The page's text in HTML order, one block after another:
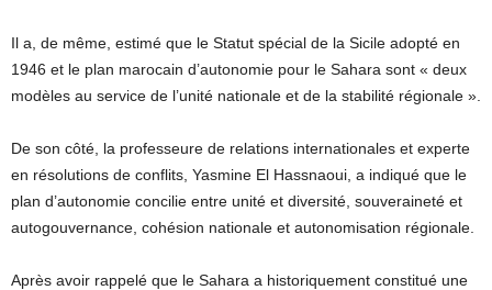
Il a, de même, estimé que le Statut spécial de la Sicile adopté en
1946 et le plan marocain d’autonomie pour le Sahara sont « deux
modèles au service de l’unité nationale et de la stabilité régionale ».
De son côté, la professeure de relations internationales et experte
en résolutions de conflits, Yasmine El Hassnaoui, a indiqué que le
plan d’autonomie concilie entre unité et diversité, souveraineté et
autogouvernance, cohésion nationale et autonomisation régionale.
Après avoir rappelé que le Sahara a historiquement constitué une